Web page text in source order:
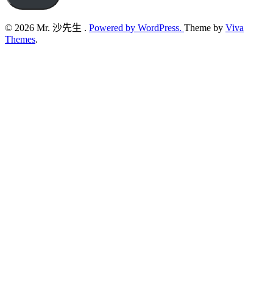
© 2026 Mr. 沙先生 . Powered by WordPress. Theme by Viva
Themes.